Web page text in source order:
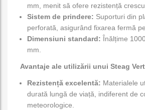
mm, menit să ofere rezistență
Sistem de prindere: Suporturi din
perforată, asigurând fixarea fermă
Dimensiuni standard: Înălțime
mm.
Avantaje ale utilizării unui Steag
Rezistență excelentă: Materialele
durată lungă de viață, indiferent de
meteorologice.